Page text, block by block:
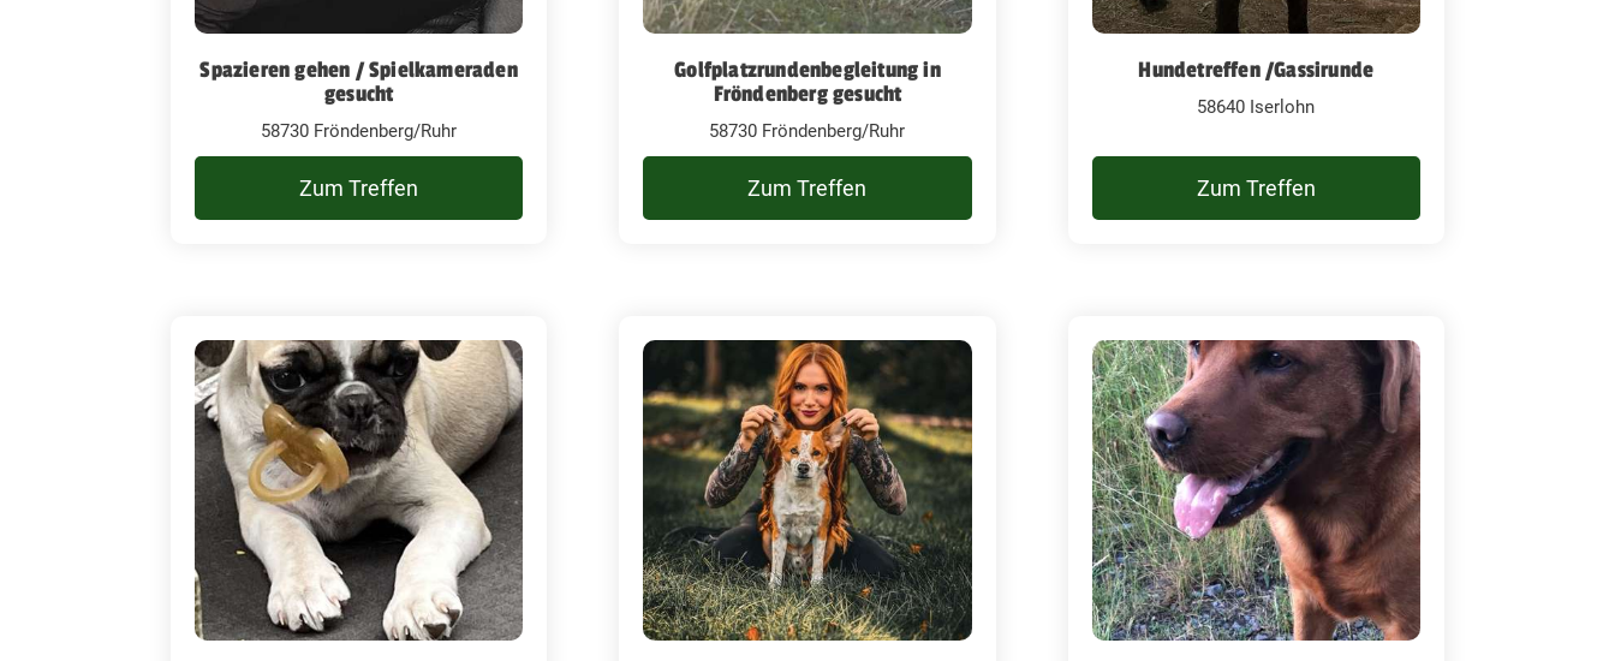
Spazieren gehen / Spielkameraden
gesucht
58730 Fröndenberg/Ruhr
Zum Treffen
Golfplatzrundenbegleitung in
Fröndenberg gesucht
58730 Fröndenberg/Ruhr
Zum Treffen
Hundetreffen /Gassirunde
58640 Iserlohn
Zum Treffen